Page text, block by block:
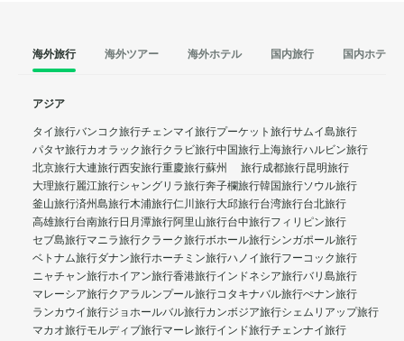
海外旅行 海外ツアー 海外ホテル 国内旅行 国内ホテル
アジア
タイ旅行バンコク旅行チェンマイ旅行プーケット旅行サムイ島旅行
パタヤ旅行カオラック旅行クラビ旅行中国旅行上海旅行ハルビン旅行
北京旅行大連旅行西安旅行重慶旅行蘇州 旅行成都旅行昆明旅行
大理旅行麗江旅行シャングリラ旅行奔子欄旅行韓国旅行ソウル旅行
釜山旅行済州島旅行木浦旅行仁川旅行大邱旅行台湾旅行台北旅行
高雄旅行台南旅行日月潭旅行阿里山旅行台中旅行フィリピン旅行
セブ島旅行マニラ旅行クラーク旅行ボホール旅行シンガポール旅行
ベトナム旅行ダナン旅行ホーチミン旅行ハノイ旅行フーコック旅行
ニャチャン旅行ホイアン旅行香港旅行インドネシア旅行バリ島旅行
マレーシア旅行クアラルンプール旅行コタキナバル旅行ぺナン旅行
ランカウイ旅行ジョホールバル旅行カンボジア旅行シェムリアップ旅行
マカオ旅行モルディブ旅行マーレ旅行インド旅行チェンナイ旅行